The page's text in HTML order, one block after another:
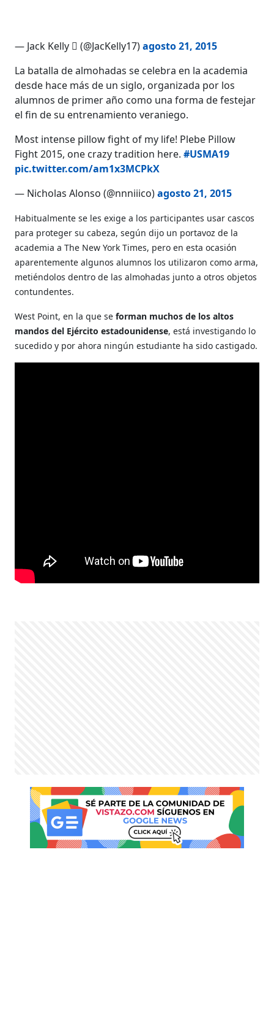
— Jack Kelly  (@JacKelly17)agosto 21, 2015
La batalla de almohadas se celebra en la academia
desde hace más de un siglo, organizada por los
alumnos de primer año como una forma de festejar
el fin de su entrenamiento veraniego.
Most intense pillow fight of my life! Plebe Pillow
Fight 2015, one crazy tradition here.#USMA19
pic.twitter.com/am1x3MCPkX
— Nicholas Alonso (@nnniiico)agosto 21, 2015
Habitualmente se les exige a los participantes usar cascos
para proteger su cabeza, según dijo un portavoz de la
academia a The New York Times, pero en esta ocasión
aparentemente algunos alumnos los utilizaron como arma,
metiéndolos dentro de las almohadas junto a otros objetos
contundentes.
West Point, en la que seforman muchos de los altos
mandos del Ejército estadounidense, está investigando lo
sucedido y por ahora ningún estudiante ha sido castigado.